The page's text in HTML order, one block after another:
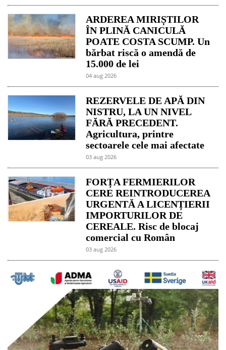
ARDEREA MIRIȘTILOR
ÎN PLINĂ CANICULĂ
POATE COSTA SCUMP. Un
bărbat riscă o amendă de
15.000 de lei
04 aug 2026
REZERVELE DE APĂ DIN
NISTRU, LA UN NIVEL
FĂRĂ PRECEDENT.
Agricultura, printre
sectoarele cele mai afectate
03 aug 2026
FORȚA FERMIERILOR
CERE REINTRODUCEREA
URGENTĂ A LICENȚIERII
IMPORTURILOR DE
CEREALE. Risc de blocaj
comercial cu Român
03 aug 2026